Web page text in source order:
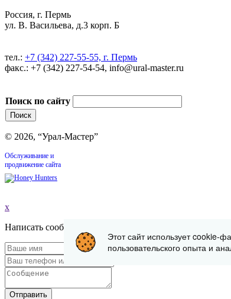
Россия, г. Пермь
ул. В. Васильева, д.3 корп. Б
тел.: +7 (342) 227-55-55, г. Пермь
факс.: +7 (342) 227-54-54, info@ural-master.ru
Поиск по сайту
© 2026, “Урал-Мастер”
Обслуживание и
продвижение сайта
x
Написать сообщение
Отправить
Этот сайт использует cookie-
пользовательского опыта и